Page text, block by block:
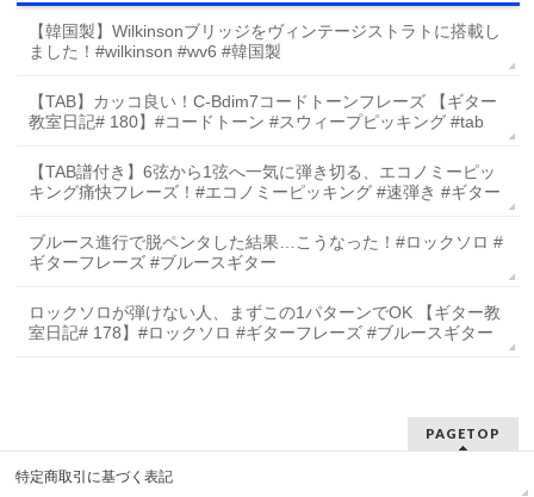
【韓国製】Wilkinsonブリッジをヴィンテージストラトに搭載し
ました！#wilkinson #wv6 #韓国製
【TAB】カッコ良い！C-Bdim7コードトーンフレーズ 【ギター
教室日記# 180】#コードトーン #スウィープピッキング #tab
【TAB譜付き】6弦から1弦へ一気に弾き切る、エコノミーピッ
キング痛快フレーズ！#エコノミーピッキング #速弾き #ギター
ブルース進行で脱ペンタした結果…こうなった！#ロックソロ #
ギターフレーズ #ブルースギター
ロックソロが弾けない人、まずこの1パターンでOK 【ギター教
室日記# 178】#ロックソロ #ギターフレーズ #ブルースギター
PAGETOP
特定商取引に基づく表記